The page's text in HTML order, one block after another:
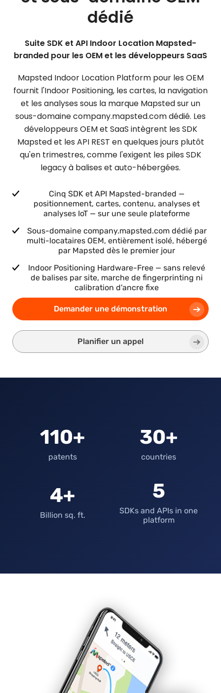
dédié
Suite SDK et API Indoor Location Mapsted-
branded pour les OEM et les développeurs SaaS
Mapsted Indoor Location Platform pour les OEM
fournit l'Indoor Positioning, les cartes, la navigation
et les analyses sous la marque Mapsted sur un
sous-domaine company.mapsted.com dédié. Les
développeurs OEM et SaaS intègrent les SDK
Mapsted et les API REST en quelques jours plutôt
qu'en trimestres, comme l'exigent les piles SDK
legacy à balises et auto-hébergées.
Cinq SDK et API Mapsted-branded —
positionnement, cartes, contenu, analyses et
analyses IoT — sur une seule plateforme
Sous-domaine company.mapsted.com dédié par
multi-locataires OEM, entièrement isolé, hébergé
par Mapsted dès le premier jour
Indoor Positioning Hardware-Free — sans relevé
de balises par site, marche de fingerprinting ni
calibration d'ancre fixe
Demander une démonstration
Planifier un appel
110+
patents
30+
countries
4+
Billion sq. ft.
5
SDKs and APIs in one
platform